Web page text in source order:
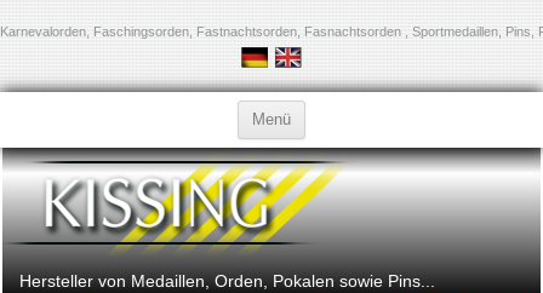
Karnevalorden, Faschingsorden, Fastnachtsorden, Fasnachtsorden , Sportmedaillen, Pins,
Menü
Hersteller von Medaillen, Orden, Pokalen sowie Pins...